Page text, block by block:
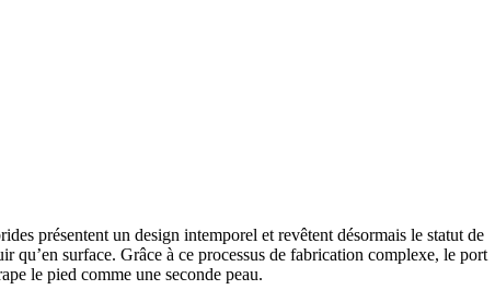
présentent un design intemporel et revêtent désormais le statut de
qu’en surface. Grâce à ce processus de fabrication complexe, le port
le pied comme une seconde peau.